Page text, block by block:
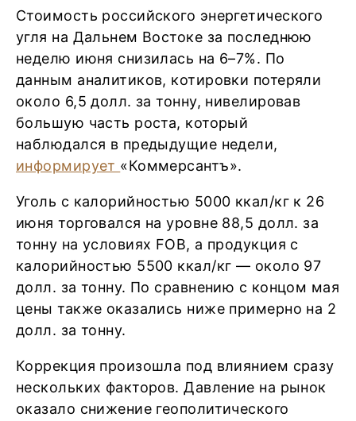
Стоимость российского энергетического
угля на Дальнем Востоке за последнюю
неделю июня снизилась на 6–7%. По
данным аналитиков, котировки потеряли
около 6,5 долл. за тонну, нивелировав
большую часть роста, который
наблюдался в предыдущие недели,
информирует «Коммерсантъ».
Уголь с калорийностью 5000 ккал/кг к 26
июня торговался на уровне 88,5 долл. за
тонну на условиях FOB, а продукция с
калорийностью 5500 ккал/кг — около 97
долл. за тонну. По сравнению с концом мая
цены также оказались ниже примерно на 2
долл. за тонну.
Коррекция произошла под влиянием сразу
нескольких факторов. Давление на рынок
оказало снижение геополитического